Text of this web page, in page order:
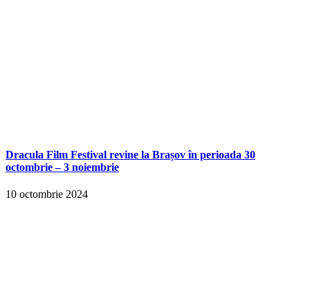
Dracula Film Festival revine la Brașov în perioada 30
octombrie – 3 noiembrie
10 octombrie 2024